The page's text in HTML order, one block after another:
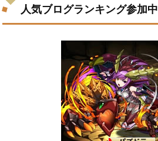
人気ブログランキング参加中